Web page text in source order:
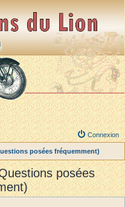
Connexion
posées fréquemment)
posées